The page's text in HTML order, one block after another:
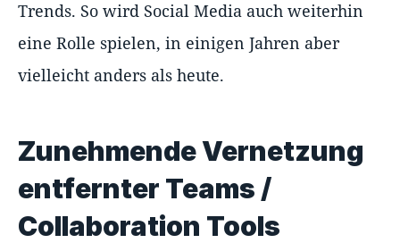
Trends. So wird Social Media auch weiterhin
eine Rolle spielen, in einigen Jahren aber
vielleicht anders als heute.
Zunehmende Vernetzung
entfernter Teams /
Collaboration Tools